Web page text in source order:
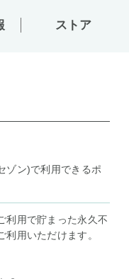
ストア
ゾン)で利用できるポ
利用で貯まった永久不
用いただけます。